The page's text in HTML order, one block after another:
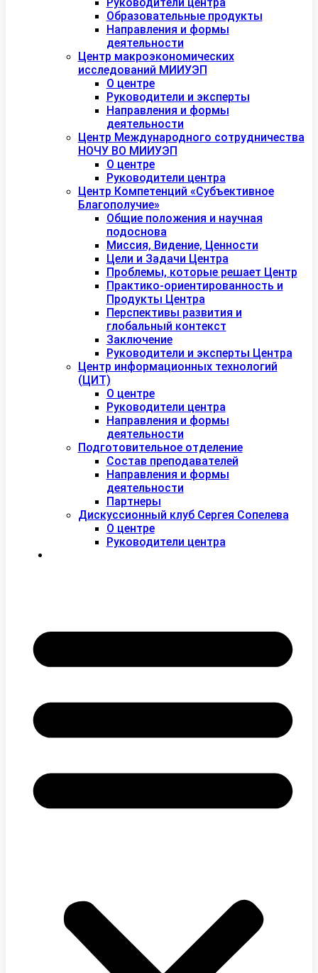
Образовательные продукты
Направления и формы
деятельности
Центр макроэкономических
исследований МИИУЭП
О центре
Руководители и эксперты
Направления и формы
деятельности
Центр Международного сотрудничества
НОЧУ ВО МИИУЭП
О центре
Руководители центра
Центр Компетенций «Субъективное
Благополучие»
Общие положения и научная
подоснова
Миссия, Видение, Ценности
Цели и Задачи Центра
Проблемы, которые решает Центр
Практико-ориентированность и
Продукты Центра
Перспективы развития и
глобальный контекст
Заключение
Руководители и эксперты Центра
Центр информационных технологий
(ЦИТ)
О центре
Руководители центра
Направления и формы
деятельности
Подготовительное отделение
Состав преподавателей
Направления и формы
деятельности
Партнеры
Дискуссионный клуб Сергея Сопелева
О центре
Руководители центра